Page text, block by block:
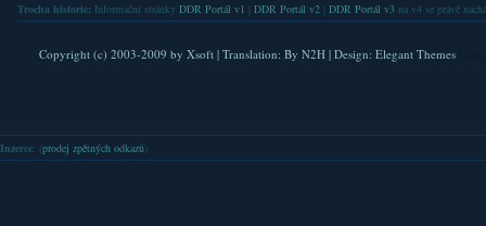
Trocha historie: Informační stránky DDR Portál v1 DDR Portál v2| DDR Portál v3na v4 se právě
Copyright (c) 2003-2009 by Xsoft| Translation: By N2H| Design: Elegant Themes
Inzerce: (prodej zpětných odkazů )